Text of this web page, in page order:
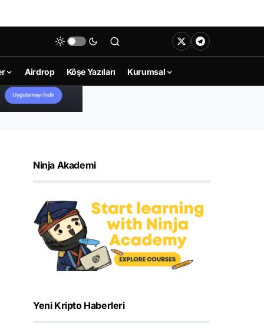
Airdrop Köşe Yazıları Kurumsal
Ninja Akademi
Yeni Kripto Haberleri